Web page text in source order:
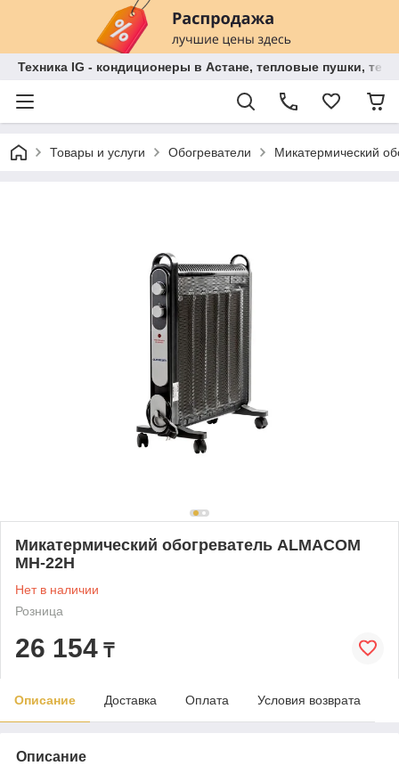
Техника IG - кондиционеры в Астане, тепловые пушки,
Товары и услуги Обогреватели Микатермический
Микатермический обогреватель ALMACOM
MH-22H
Нет в наличии
Розница
26 154 ₸
Описание Доставка Оплата Условия возврата
Описание